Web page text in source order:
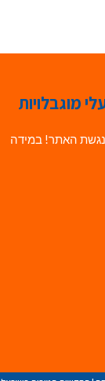
מוגבלויות
האתר! במידה